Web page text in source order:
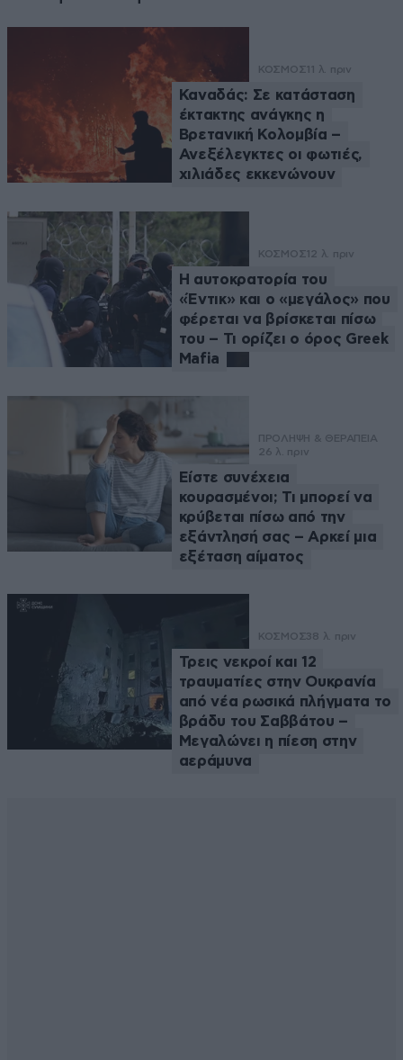
ΚΟΣΜΟΣ 11 λ. πριν
Καναδάς: Σε κατάσταση
έκτακτης ανάγκης η
Βρετανική Κολομβία –
Ανεξέλεγκτες οι φωτιές,
χιλιάδες εκκενώνουν
ΚΟΣΜΟΣ 12 λ. πριν
Η αυτοκρατορία του
«Έντικ» και ο «μεγάλος» που
φέρεται να βρίσκεται πίσω
του – Τι ορίζει ο όρος Greek
Mafia
ΠΡΟΛΗΨΗ & ΘΕΡΑΠΕΙΑ
26 λ. πριν
Είστε συνέχεια
κουρασμένοι; Τι μπορεί να
κρύβεται πίσω από την
εξάντλησή σας – Αρκεί μια
εξέταση αίματος
ΚΟΣΜΟΣ38 λ. πριν
Τρεις νεκροί και 12
τραυματίες στην Ουκρανία
από νέα ρωσικά πλήγματα το
βράδυ του Σαββάτου –
Μεγαλώνει η πίεση στην
αεράμυνα